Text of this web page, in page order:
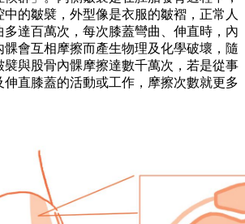
的皺襞，外型像是衣服的皺褶，正常人
多達百萬次，每次膝蓋彎曲、伸直時，內
會互相摩擦而產生物理及化學破壞，隨
襞與股骨內髁摩擦達數千萬次，若是從事
伸直膝蓋的活動或工作，摩擦次數就更多